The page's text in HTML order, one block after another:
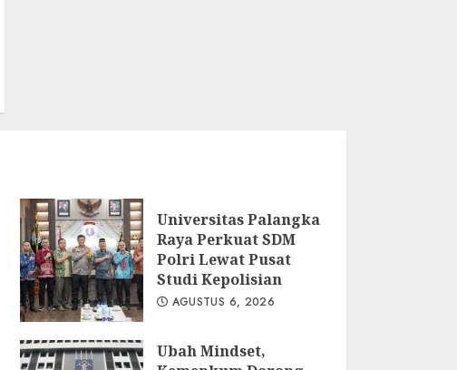
Universitas Palangka
Raya Perkuat SDM
Polri Lewat Pusat
Studi Kepolisian
AGUSTUS 6, 2026
Ubah Mindset,